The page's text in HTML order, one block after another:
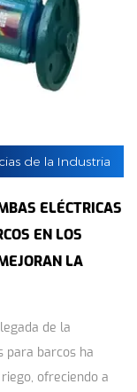
de la Industria
ELÉCTRICAS
EN LOS
LA
de la
para barcos ha
ofreciendo a